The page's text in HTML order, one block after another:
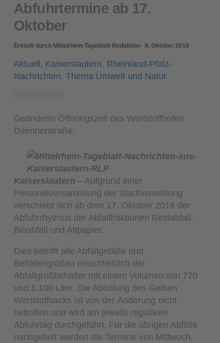
Abfuhrtermine ab 17.
Oktober
Erstellt durch Mittelrhein-Tageblatt-Redaktion 8. Oktober 2018
Aktuell, Kaiserslautern, Rheinland-Pfalz-
Nachrichten,Thema Umwelt und Natur
Geänderte Öffnungszeit des Wertstoffhofes
Daennerstraße.
Kaiserslautern – Aufgrund einer
Personalversammlung der Stadtverwaltung
verschiebt sich ab dem 17. Oktober 2018 der
Abfuhrrhytmus der Abfallfraktionen Restabfall,
Bioabfall und Altpapier.
Dies betrifft alle Abfallgefäße und
Behältergrößen einschließlich der
Abfallgroßbehälter mit einem Volumen von 770
und 1.100 Liter. Die Abholung des Gelben
Wertstoffsacks ist von der Änderung nicht
betroffen und wird am jeweils regulären
Abfuhrtag durchgeführt. Für die übrigen Abfälle
nachgeholt werden die Termine von Mittwoch,